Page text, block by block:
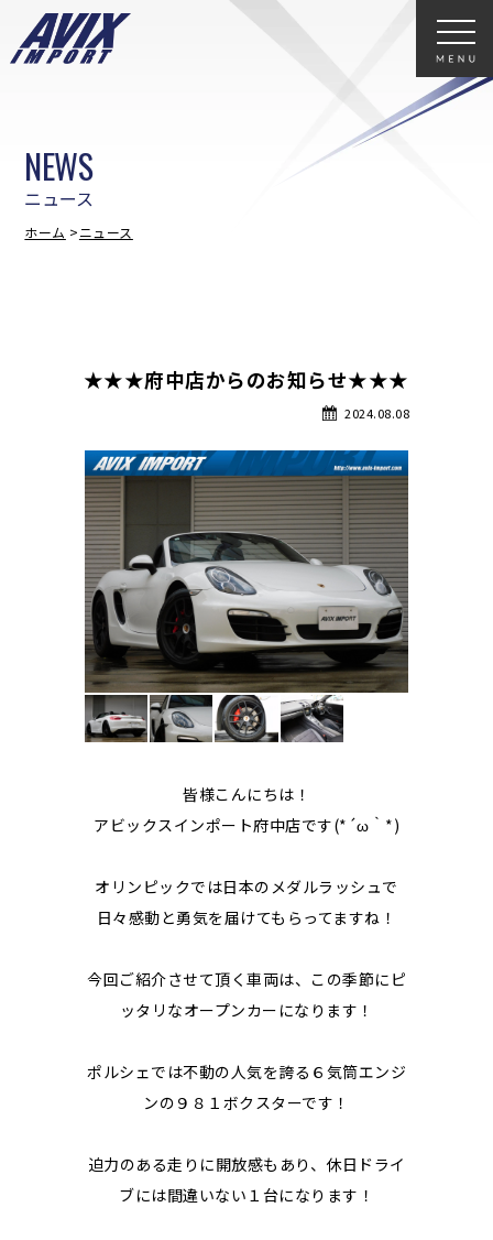
ニュース
NEWS
ホーム ニュース
★★★府中店からのお知らせ★★★
2024.08.08
皆様こんにちは！
アビックスインポート府中店です(*´ω｀*)
オリンピックでは日本のメダルラッシュで
日々感動と勇気を届けてもらってますね！
今回ご紹介させて頂く車両は、この季節にピ
ッタリなオープンカーになります！
ポルシェでは不動の人気を誇る６気筒エンジ
ンの９８１ボクスターです！
迫力のある走りに開放感もあり、休日ドライ
ブには間違いない１台になります！